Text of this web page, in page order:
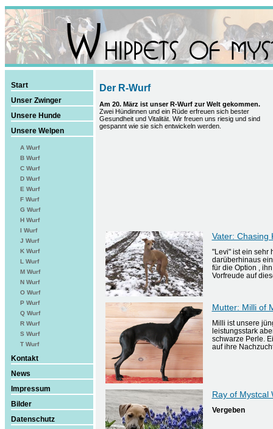
Start
Unser Zwinger
Unsere Hunde
Unsere Welpen
A Wurf
B Wurf
C Wurf
D Wurf
E Wurf
F Wurf
G Wurf
H Wurf
I Wurf
J Wurf
K Wurf
L Wurf
M Wurf
N Wurf
O Wurf
P Wurf
Q Wurf
R Wurf
S Wurf
T Wurf
Kontakt
News
Impressum
Bilder
Datenschutz
Der R-Wurf
Am 20. März ist unser R-Wurf zur Welt gekommen.
Zwei Hündinnen und ein Rüde erfreuen sich bester
Gesundheit und Vitalität. Wir freuen uns riesig und sind
gespannt wie sie sich entwickeln werden.
Vater: Chasing
"Levi" ist ein sehr
darüberhinaus
für die Option ,
Vorfreude auf
Mutter: Milli of
Milli ist unsere
leistungsstark
schwarze Perle.
auf ihre
Ray of Mystcal
Vergeben